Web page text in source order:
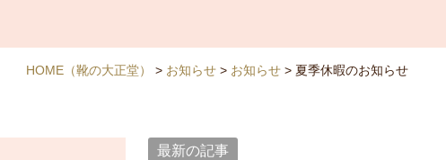
HOME （靴の大正堂） > お知らせ > お知らせ > 夏季休暇のお知らせ
最新の記事